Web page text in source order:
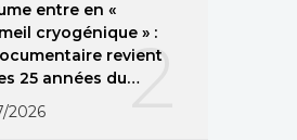
2
entre en «
cryogénique » :
revient
25 années du
2026